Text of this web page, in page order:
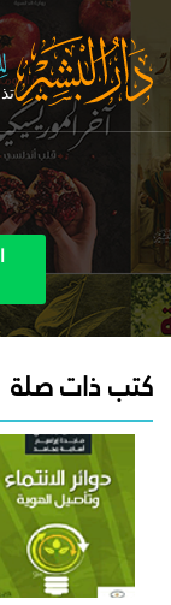
كتب ذات صلة